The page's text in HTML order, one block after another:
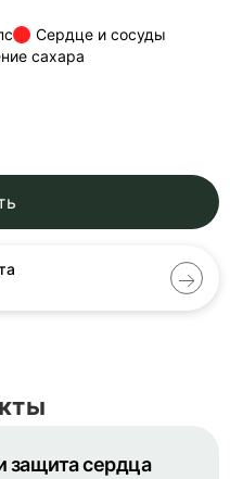
Сердце и сосуды
сахара
защита сердца